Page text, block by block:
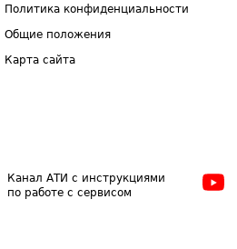
Политика конфиденциальности
Общие положения
Карта сайта
Канал АТИ с инструкциями
по работе с сервисом